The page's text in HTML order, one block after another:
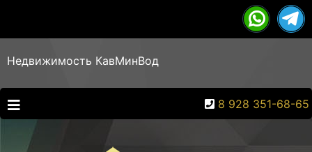
Недвижимость КавМинВод
8 928 351-68-65